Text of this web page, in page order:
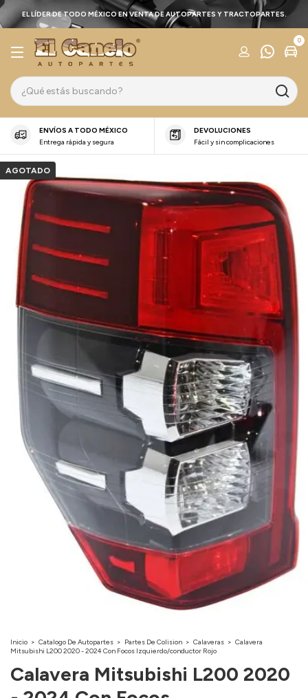
EL LÍDER DE TODO MÉXICO EN VENTA DE AUTOPARTES Y TRACTOPARTES.
0
ENVÍOS A TODO MÉXICO
Entrega rápida y segura
DEVOLUCIONES
Fácil y sin complicaciones
AGOTADO
Inicio > Catalogo De Autopartes > Partes De Colision > Calaveras > Calavera
Mitsubishi L200 2020 - 2024 Con Focos Izquierdo/conductor Rojo
Calavera Mitsubishi L200 2020